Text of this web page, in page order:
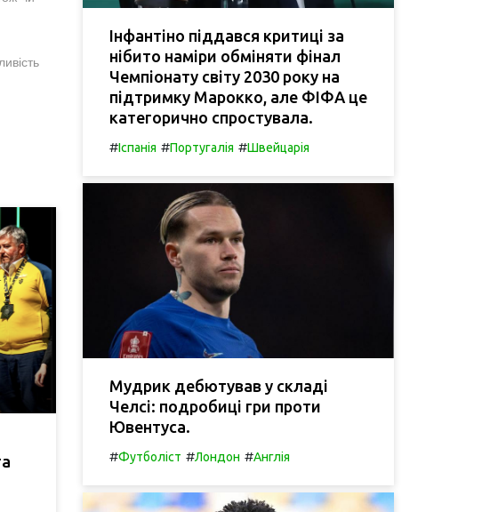
Інфантіно піддався критиці за
нібито наміри обміняти фінал
Чемпіонату світу 2030 року на
підтримку Марокко, але ФІФА це
категорично спростувала.
#Іспанія #Португалія #Швейцарія
Мудрик дебютував у складі
Челсі: подробиці гри проти
Ювентуса.
#Футболіст #Лондон #Англія